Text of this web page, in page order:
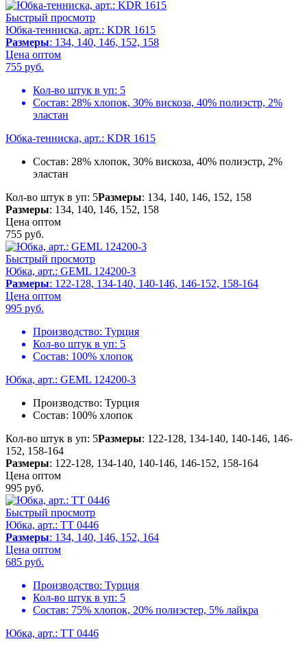
Быстрый просмотр
Юбка-тенниска, арт.: KDR 1615
Размеры: 134, 140, 146, 152, 158
Цена оптом
755 руб.
Кол-во штук в уп: 5
Состав: 28% хлопок, 30% вискоза, 40% полиэстр, 2%
эластан
Юбка-тенниска, арт.: KDR 1615
Состав: 28% хлопок, 30% вискоза, 40% полиэстр, 2%
эластан
Кол-во штук в уп: 5Размеры: 134, 140, 146, 152, 158
Размеры: 134, 140, 146, 152, 158
Цена оптом
755 руб.
Быстрый просмотр
Юбка, арт.: GEML 124200-3
Размеры: 122-128, 134-140, 140-146, 146-152, 158-164
Цена оптом
995 руб.
Производство: Турция
Кол-во штук в уп: 5
Состав: 100% хлопок
Юбка, арт.: GEML 124200-3
Производство: Турция
Состав: 100% хлопок
Кол-во штук в уп: 5Размеры: 122-128, 134-140, 140-146, 146-
152, 158-164
Размеры: 122-128, 134-140, 140-146, 146-152, 158-164
Цена оптом
995 руб.
Быстрый просмотр
Юбка, арт.: TT 0446
Размеры: 134, 140, 146, 152, 164
Цена оптом
685 руб.
Производство: Турция
Кол-во штук в уп: 5
Состав: 75% хлопок, 20% полиэстер, 5% лайкра
Юбка, арт.: TT 0446